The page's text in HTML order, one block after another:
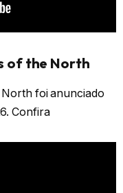
of the North
North foi anunciado
Confira